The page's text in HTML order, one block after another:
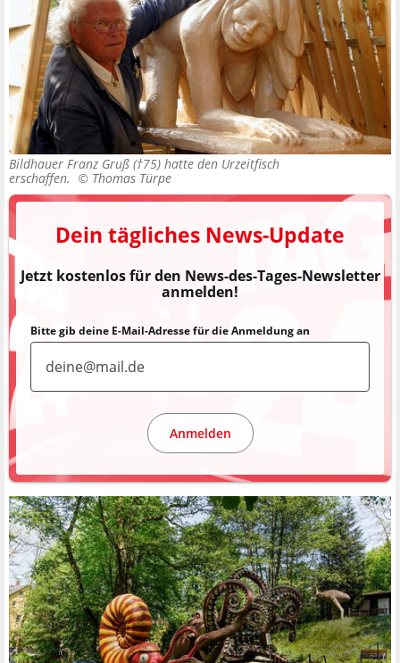
Bildhauer Franz Gruß (†75) hatte den Urzeitfisch
erschaffen. © Thomas Türpe
Dein tägliches News-Update
Jetzt kostenlos für den News-des-Tages-Newsletter
anmelden!
Bitte gib deine E-Mail-Adresse für die Anmeldung an
Anmelden